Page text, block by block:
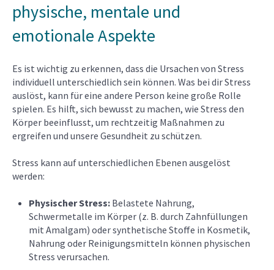
physische, mentale und
emotionale Aspekte
Es ist wichtig zu erkennen, dass die Ursachen von Stress
individuell unterschiedlich sein können. Was bei dir Stress
auslöst, kann für eine andere Person keine große Rolle
spielen. Es hilft, sich bewusst zu machen, wie Stress den
Körper beeinflusst, um rechtzeitig Maßnahmen zu
ergreifen und unsere Gesundheit zu schützen.
Stress kann auf unterschiedlichen Ebenen ausgelöst
werden:
Physischer Stress: Belastete Nahrung,
Schwermetalle im Körper (z. B. durch Zahnfüllungen
mit Amalgam) oder synthetische Stoffe in Kosmetik,
Nahrung oder Reinigungsmitteln können physischen
Stress verursachen.